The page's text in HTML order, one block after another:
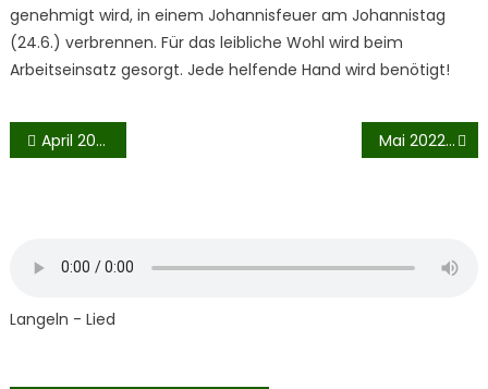
genehmigt wird, in einem Johannisfeuer am Johannistag
(24.6.) verbrennen. Für das leibliche Wohl wird beim
Arbeitseinsatz gesorgt. Jede helfende Hand wird benötigt!
Beitragsnavigation
April 2022: Lützower Jäger Mai 2022: Kam ein Fremder ins Dorf
Langeln - Lied